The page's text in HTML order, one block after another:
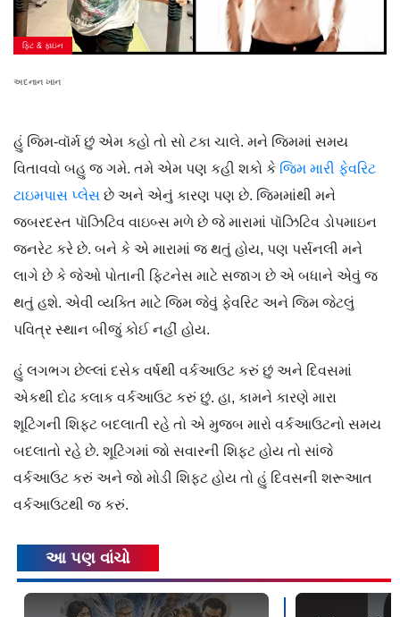
ફિટ & ફાઇન
અદનાન ખાન
હું જિમ-વૉર્મ છું એમ કહો તો સો ટકા ચાલે. મને જિમમાં સમય
વિતાવવો બહુ જ ગમે. તમે એમ પણ કહી શકો કે જિમ મારી ફેવરિટ
ટાઇમપાસ પ્લેસ છે અને એનું કારણ પણ છે. જિમમાંથી મને
જબરદસ્ત પૉઝિટિવ વાઇબ્સ મળે છે જે મારામાં પૉઝિટિવ ડોપમાઇન
જનરેટ કરે છે. બને કે એ મારામાં જ થતું હોય, પણ પર્સનલી મને
લાગે છે કે જેઓ પોતાની ફિટનેસ માટે સજાગ છે એ બધાને એવું જ
થતું હશે. એવી વ્યક્તિ માટે જિમ જેવું ફેવરિટ અને જિમ જેટલું
પવિત્ર સ્થાન બીજું કોઈ નહીં હોય.
હું લગભગ છેલ્લાં દસેક વર્ષથી વર્કઆઉટ કરું છું અને દિવસમાં
એકથી દોઢ કલાક વર્કઆઉટ કરું છું. હા, કામને કારણે મારા
શૂટિંગની શિફ્ટ બદલાતી રહે તો એ મુજબ મારો વર્કઆઉટનો સમય
બદલાતો રહે છે. શૂટિંગમાં જો સવારની શિફ્ટ હોય તો સાંજે
વર્કઆઉટ કરું અને જો મોડી શિફ્ટ હોય તો હું દિવસની શરૂઆત
વર્કઆઉટથી જ કરું.
આ પણ વાંચો